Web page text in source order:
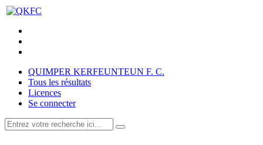
QUIMPER KERFEUNTEUN F. C.
Tous les résultats
Licences
Se connecter